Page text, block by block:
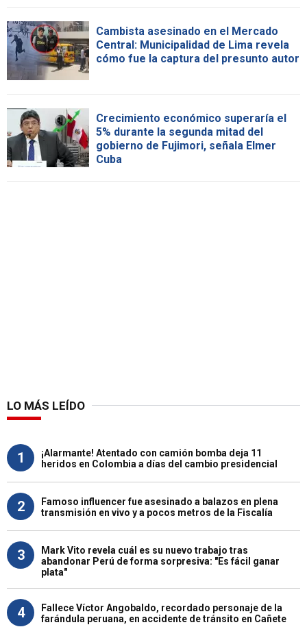
Cambista asesinado en el Mercado
Central: Municipalidad de Lima revela
cómo fue la captura del presunto autor
Crecimiento económico superaría el
5% durante la segunda mitad del
gobierno de Fujimori, señala Elmer
Cuba
LO MÁS LEÍDO
1
¡Alarmante! Atentado con camión bomba deja 11
heridos en Colombia a días del cambio presidencial
2
Famoso influencer fue asesinado a balazos en plena
transmisión en vivo y a pocos metros de la Fiscalía
3
Mark Vito revela cuál es su nuevo trabajo tras
abandonar Perú de forma sorpresiva: "Es fácil ganar
plata"
4
Fallece Víctor Angobaldo, recordado personaje de la
farándula peruana, en accidente de tránsito en Cañete